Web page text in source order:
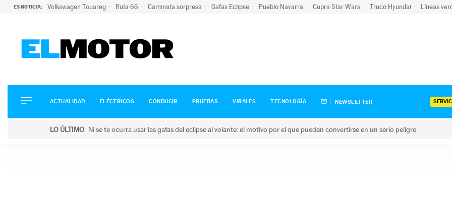
ES NOTICIA: Volkswagen Touareg Ruta 66 Caminata sorpresa Gafas Eclipse Pueblo Navarra Cupra Star Wars Truco Hyundai Líneas
ELÉCTRICOS
CONDUCIR
ACTUALIDAD ELÉCTRICOS CONDUCIR PRUEBAS VIRALES TECNOLOGÍA NEWSLETTER
LO ÚLTIMO Ni se te ocurra usar las gafas del eclipse al volante: el motivo por el que pueden convertirse en un serio peligro